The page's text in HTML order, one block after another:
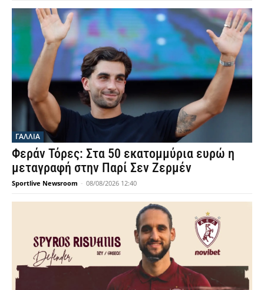
ΓΑΛΛΙΑ
Φεράν Τόρες: Στα 50 εκατομμύρια ευρώ η
μεταγραφή στην Παρί Σεν Ζερμέν
Sportlive Newsroom - 08/08/2026 12:40